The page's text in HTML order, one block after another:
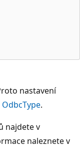
nastavení
OdbcType.
najdete v
naleznete v